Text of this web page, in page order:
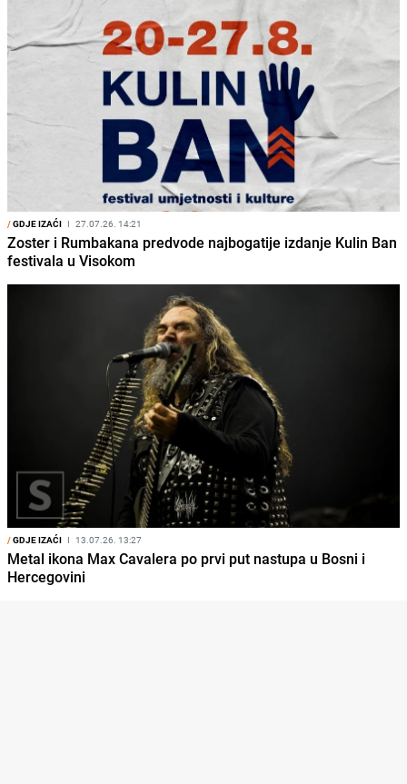
/GDJE IZAĆI I 27.07.26. 14:21
Zoster i Rumbakana predvode najbogatije izdanje Kulin Ban
festivala u Visokom
/GDJE IZAĆI I 13.07.26. 13:27
Metal ikona Max Cavalera po prvi put nastupa u Bosni i
Hercegovini